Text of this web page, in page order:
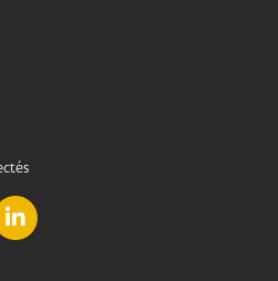
de Handi Alternance
Twitter de Handi Alternance